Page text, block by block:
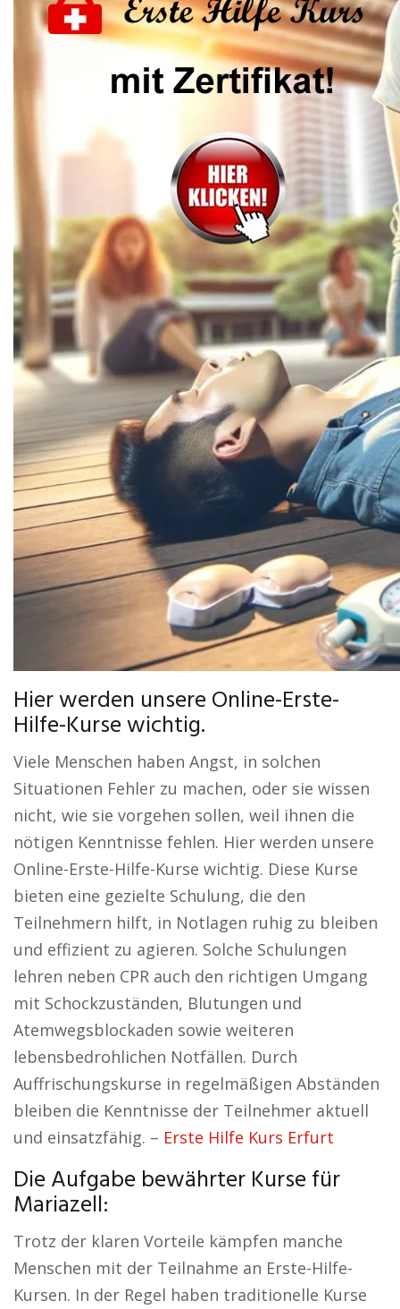
Hier werden unsere Online-Erste-
Hilfe-Kurse wichtig.
Viele Menschen haben Angst, in solchen
Situationen Fehler zu machen, oder sie wissen
nicht, wie sie vorgehen sollen, weil ihnen die
nötigen Kenntnisse fehlen. Hier werden unsere
Online-Erste-Hilfe-Kurse wichtig. Diese Kurse
bieten eine gezielte Schulung, die den
Teilnehmern hilft, in Notlagen ruhig zu bleiben
und effizient zu agieren. Solche Schulungen
lehren neben CPR auch den richtigen Umgang
mit Schockzuständen, Blutungen und
Atemwegsblockaden sowie weiteren
lebensbedrohlichen Notfällen. Durch
Auffrischungskurse in regelmäßigen Abständen
bleiben die Kenntnisse der Teilnehmer aktuell
und einsatzfähig. – Erste Hilfe Kurs Erfurt
Die Aufgabe bewährter Kurse für
Mariazell:
Trotz der klaren Vorteile kämpfen manche
Menschen mit der Teilnahme an Erste-Hilfe-
Kursen. In der Regel haben traditionelle Kurse